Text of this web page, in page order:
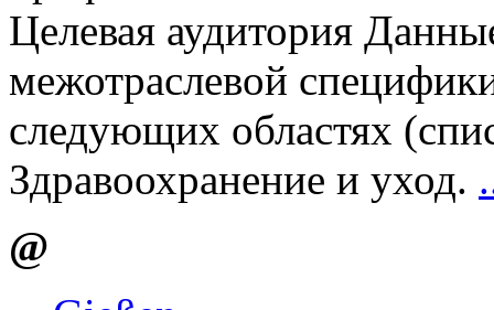
Целевая аудитория
межотраслевой
следующих областях
Здравоохранение и уход.
@